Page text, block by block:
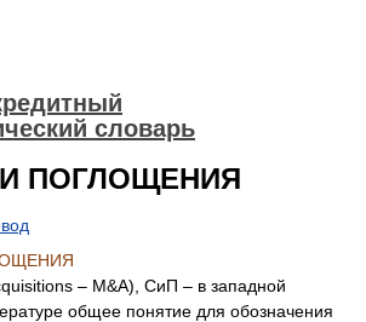
словарь
ПОГЛОЩЕНИЯ
– M&A), СиП – в западной
общее понятие для обозначения